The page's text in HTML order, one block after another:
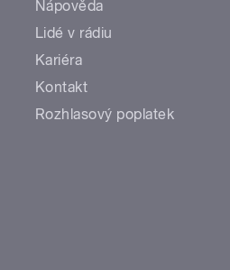
Nápověda
Lidé v rádiu
Kariéra
Kontakt
Rozhlasový poplatek